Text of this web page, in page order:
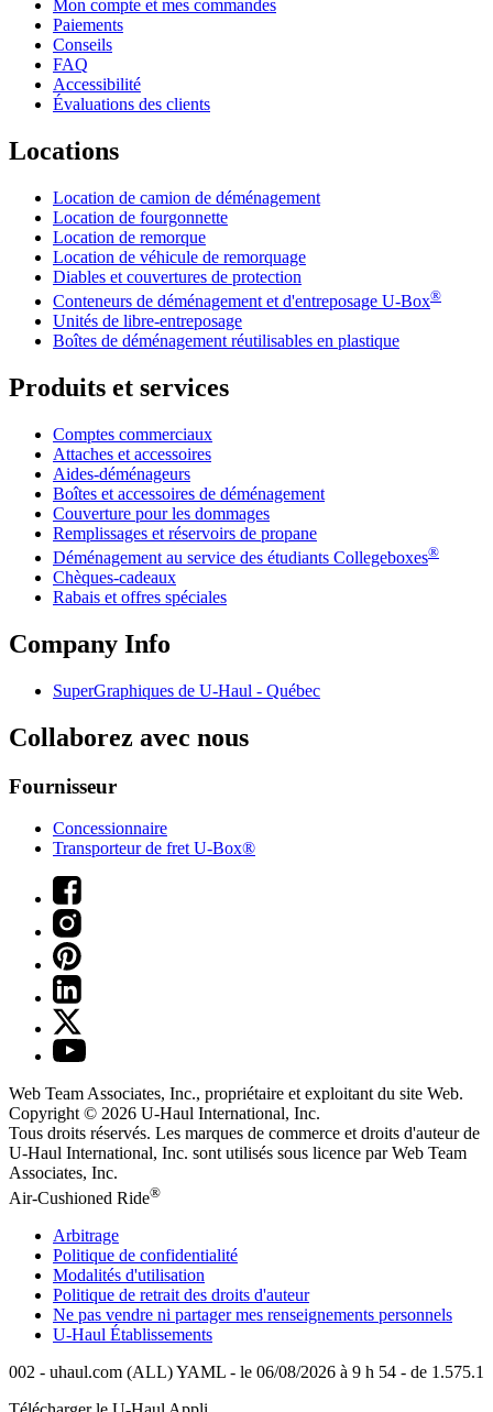
Mon compte et mes commandes
Paiements
Conseils
FAQ
Accessibilité
Évaluations des clients
Locations
Location de camion de déménagement
Location de fourgonnette
Location de remorque
Location de véhicule de remorquage
Diables et couvertures de protection
Conteneurs de déménagement et d'entreposage U-Box®
Unités de libre-entreposage
Boîtes de déménagement réutilisables en plastique
Produits et services
Comptes commerciaux
Attaches et accessoires
Aides-déménageurs
Boîtes et accessoires de déménagement
Couverture pour les dommages
Remplissages et réservoirs de propane
Déménagement au service des étudiants Collegeboxes®
Chèques-cadeaux
Rabais et offres spéciales
Company Info
SuperGraphiques de U-Haul - Québec
Collaborez avec nous
Fournisseur
Concessionnaire
Transporteur de fret U-Box®
Web Team Associates, Inc., propriétaire et exploitant du site Web.
Copyright © 2026 U-Haul International, Inc.
Tous droits réservés. Les marques de commerce et droits d'auteur de
U-Haul International, Inc. sont utilisés sous licence par Web Team
Associates, Inc.
Air-Cushioned Ride®
Arbitrage
Politique de confidentialité
Modalités d'utilisation
Politique de retrait des droits d'auteur
Ne pas vendre ni partager mes renseignements personnels
U-Haul Établissements
002 - uhaul.com (ALL) YAML - le 06/08/2026 à 9 h 54 - de 1.575.1